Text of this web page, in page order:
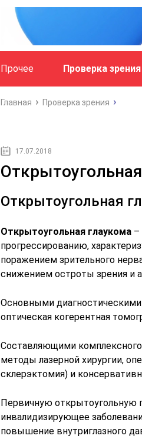
Прочее Проверка зрения
Главная Проверка зрения
17.07.2018
Открытоугольная
Открытоугольная глаукома –
прогрессированию,
поражением зрительного
снижением остроты зрения и
Основными
оптическая когерентная
Составляющими
методы лазерной хирургии,
склерэктомия) и
Первичную открытоугольную
инвалидизирующее
повышение внутриглазного